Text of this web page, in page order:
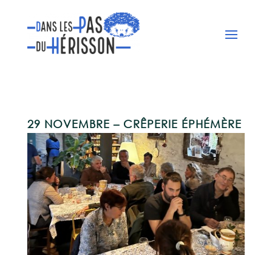
29 NOVEMBRE – CRÊPERIE ÉPHÉMÈRE